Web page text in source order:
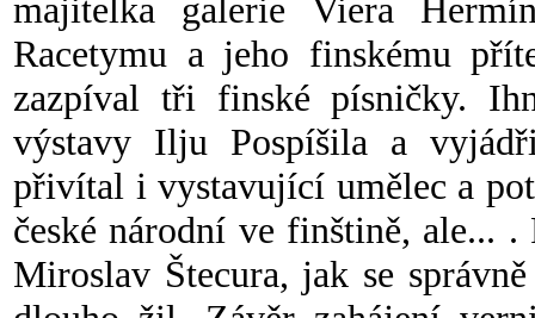
majitelka galerie Viera
Racetymu a jeho finskému
zazpíval tři finské písničky.
výstavy Ilju Pospíšila a
přivítal i vystavující umělec a
české národní ve finštině, ale...
Miroslav Štecura, jak se